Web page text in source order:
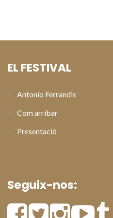
EL FESTIVAL
Antonio Ferrandis
Com arribar
Presentació
Seguix-nos: